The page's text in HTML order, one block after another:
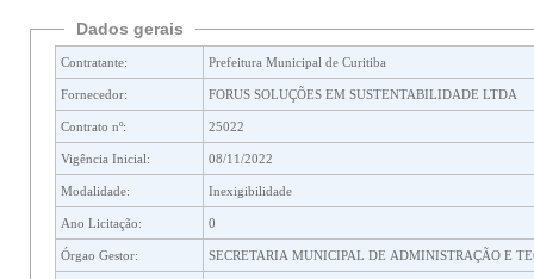
Dados gerais
Contratante: Prefeitura Municipal de Curitiba
Fornecedor: FORUS SOLUÇÕES EM SUSTENTABILIDADE LTDA
Contrato nº: 25022
Vigência Inicial: 08/11/2022
Modalidade: Inexigibilidade
Ano Licitação: 0
Órgao Gestor: SECRETARIA MUNICIPAL DE ADMINISTRAÇÃO E